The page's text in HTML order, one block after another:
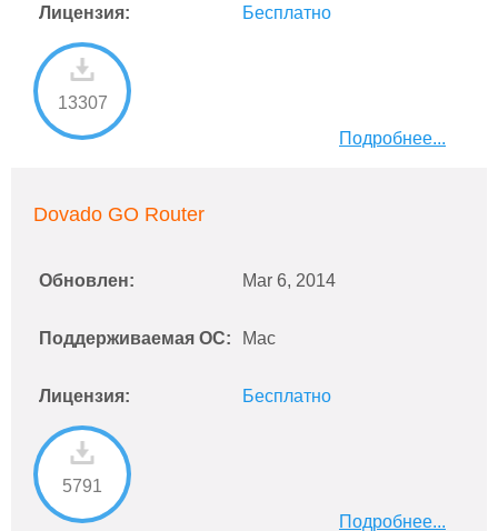
Лицензия: Бесплатно
13307
Подробнее...
Dovado GO Router
Обновлен: Mar 6, 2014
Поддерживаемая ОС: Mac
Лицензия: Бесплатно
5791
Подробнее...